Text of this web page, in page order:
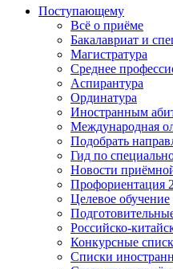
Поступающему
Всё о приёме
Бакалавриат и
Магистратура
Среднее
Аспирантура
Ординатура
Иностранным
Международная
Подобрать
Гид по
Новости
Профориентация
Целевое обучение
Российско-
Конкурсные
Списки